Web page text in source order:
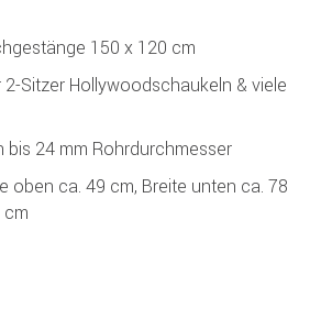
150 x 120 cm
2-Sitzer Hollywoodschaukeln & viele
bis 24 mm Rohrdurchmesser
oben ca. 49 cm, Breite unten ca. 78
cm